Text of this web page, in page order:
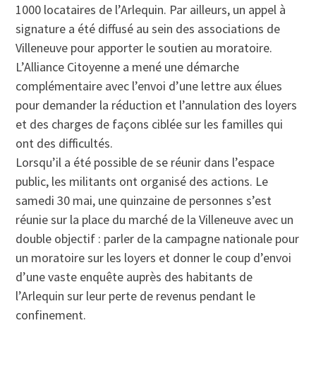
1000 locataires de l’Arlequin. Par ailleurs, un appel à
signature a été diffusé au sein des associations de
Villeneuve pour apporter le soutien au moratoire.
L’Alliance Citoyenne a mené une démarche
complémentaire avec l’envoi d’une lettre aux élues
pour demander la réduction et l’annulation des loyers
et des charges de façons ciblée sur les familles qui
ont des difficultés.
Lorsqu’il a été possible de se réunir dans l’espace
public, les militants ont organisé des actions. Le
samedi 30 mai, une quinzaine de personnes s’est
réunie sur la place du marché de la Villeneuve avec un
double objectif : parler de la campagne nationale pour
un moratoire sur les loyers et donner le coup d’envoi
d’une vaste enquête auprès des habitants de
l’Arlequin sur leur perte de revenus pendant le
confinement.